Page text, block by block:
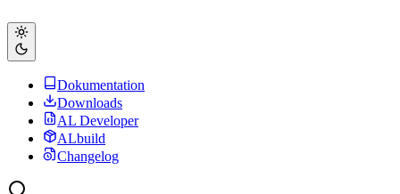
Dokumentation
Downloads
AL Developer
ALbuild
Changelog